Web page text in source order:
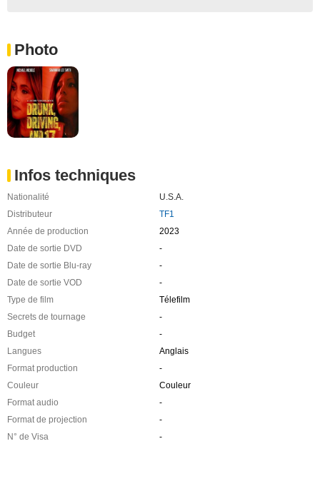
Photo
Infos techniques
Nationalité
U.S.A.
Distributeur
TF1
Année de production
2023
Date de sortie DVD
-
Date de sortie Blu-ray
-
Date de sortie VOD
-
Type de film
Télefilm
Secrets de tournage
-
Budget
-
Langues
Anglais
Format production
-
Couleur
Couleur
Format audio
-
Format de projection
-
N° de Visa
-